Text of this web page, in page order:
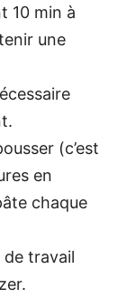
10 min à
une
(c’est
en
chaque
de travail